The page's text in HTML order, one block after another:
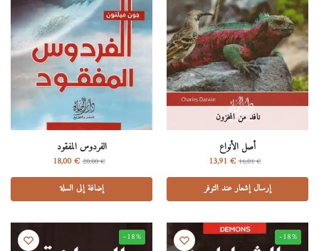
نافد من المخزون
أصل الأنواع
16,01€
13,91 €
إرسال إشعار عند التوفر
الفردوس المفقود
20,00€
18,00€
إضافة إلى السلة
-18%
-18%